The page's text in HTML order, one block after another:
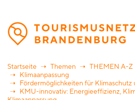
Direkt
zum
Inhalt
Startseite Themen THEMEN A-Z
Klimaanpassung
Fördermöglichkeiten für Klimaschutz
KMU-innovativ: Energieeffizienz,